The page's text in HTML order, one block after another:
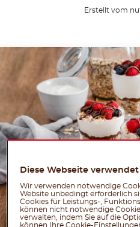
Erstellt vom
Recommendations for
Diese Webseite verwendet
Wir verwenden notwendige
Website unbedingt erforderlich
Cookies für Leistungs-,
können nicht notwendige
verwalten, indem Sie auf die
können Ihre Cookie-